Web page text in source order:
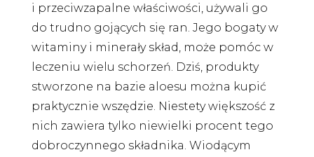
i przeciwzapalne właściwości, używali go
do trudno gojących się ran. Jego bogaty w
witaminy i minerały skład, może pomóc w
leczeniu wielu schorzeń. Dziś, produkty
stworzone na bazie aloesu można kupić
praktycznie wszędzie. Niestety większość z
nich zawiera tylko niewielki procent tego
dobroczynnego składnika. Wiodącym